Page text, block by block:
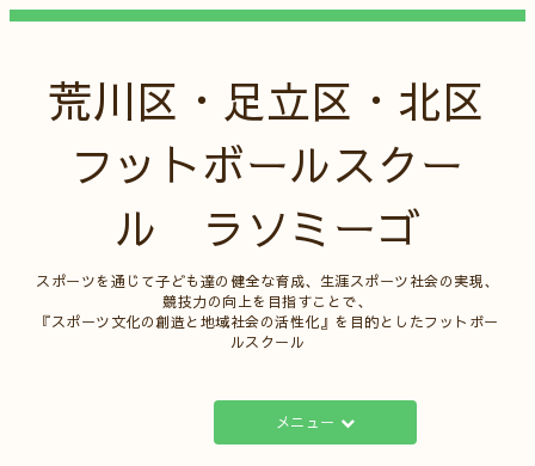
荒川区・足立区・北区
フットボールスクー
ル ラソミーゴ
スポーツを通じて子ども達の健全な育成、生涯スポーツ社会の実現、
競技力の向上を目指すことで、
『スポーツ文化の創造と地域社会の活性化』を目的としたフットボー
ルスクール
メニュー